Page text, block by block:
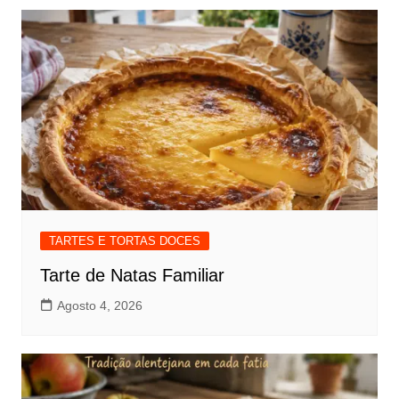
TARTES E TORTAS DOCES
Tarte de Natas Familiar
Agosto 4, 2026